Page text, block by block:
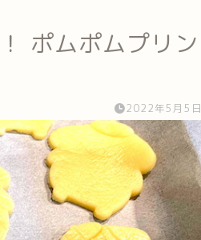
ポムポムプリン
2022年5月5日